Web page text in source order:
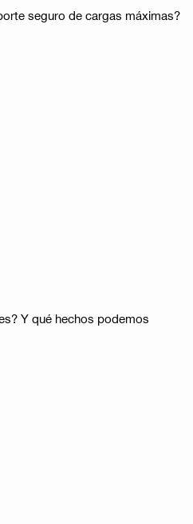
seguro de cargas máximas?
Y qué hechos podemos